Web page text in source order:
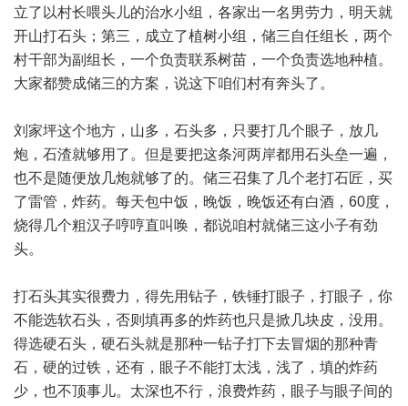
立了以村长喂头儿的治水小组，各家出一名男劳力，明天就
开山打石头；第三，成立了植树小组，储三自任组长，两个
村干部为副组长，一个负责联系树苗，一个负责选地种植。
大家都赞成储三的方案，说这下咱们村有奔头了。
刘家坪这个地方，山多，石头多，只要打几个眼子，放几
炮，石渣就够用了。但是要把这条河两岸都用石头垒一遍，
也不是随便放几炮就够了的。储三召集了几个老打石匠，买
了雷管，炸药。每天包中饭，晚饭，晚饭还有白酒，60度，
烧得几个粗汉子哼哼直叫唤，都说咱村就储三这小子有劲
头。
打石头其实很费力，得先用钻子，铁锤打眼子，打眼子，你
不能选软石头，否则填再多的炸药也只是掀几块皮，没用。
得选硬石头，硬石头就是那种一钻子打下去冒烟的那种青
石，硬的过铁，还有，眼子不能打太浅，浅了，填的炸药
少，也不顶事儿。太深也不行，浪费炸药，眼子与眼子间的